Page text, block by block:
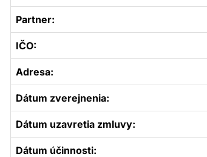
Partner:
IČO:
Adresa:
Dátum zverejnenia:
Dátum uzavretia zmluvy:
Dátum účinnosti: